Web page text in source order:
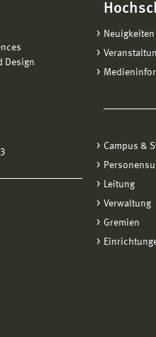
Design
Neuigkeiten
Campus &
Leitung
Verwaltung
Gremien